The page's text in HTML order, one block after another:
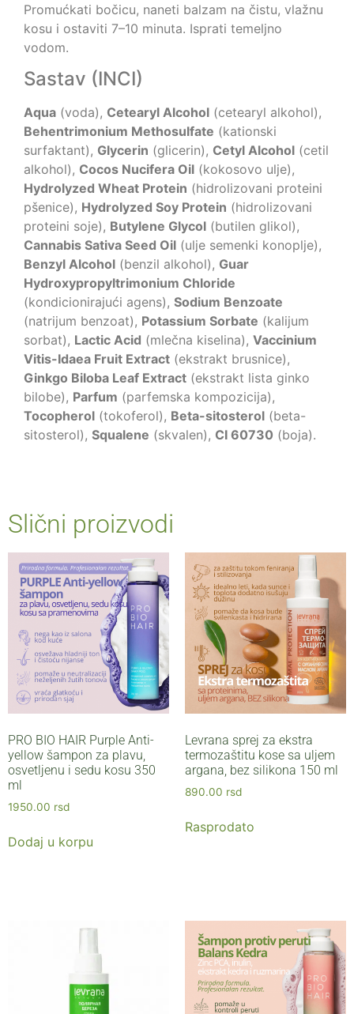
Promućkati bočicu, naneti balzam na čistu, vlažnu
kosu i ostaviti 7–10 minuta. Isprati temeljno
vodom.
Sastav (INCI)
Aqua (voda), Cetearyl Alcohol (cetearyl alkohol),
Behentrimonium Methosulfate (kationski
surfaktant), Glycerin (glicerin), Cetyl Alcohol (cetil
alkohol), Cocos Nucifera Oil (kokosovo ulje),
Hydrolyzed Wheat Protein (hidrolizovani proteini
pšenice), Hydrolyzed Soy Protein (hidrolizovani
proteini soje), Butylene Glycol (butilen glikol),
Cannabis Sativa Seed Oil (ulje semenki konoplje),
Benzyl Alcohol (benzil alkohol), Guar
Hydroxypropyltrimonium Chloride
(kondicionirajući agens), Sodium Benzoate
(natrijum benzoat), Potassium Sorbate (kalijum
sorbat), Lactic Acid (mlečna kiselina), Vaccinium
Vitis-Idaea Fruit Extract (ekstrakt brusnice),
Ginkgo Biloba Leaf Extract (ekstrakt lista ginko
bilobe), Parfum (parfemska kompozicija),
Tocopherol (tokoferol), Beta-sitosterol (beta-
sitosterol), Squalene (skvalen), CI 60730 (boja).
Slični proizvodi
PRO BIO HAIR Purple Anti-
yellow šampon za plavu,
osvetljenu i sedu kosu 350
ml
1950.00 rsd
Dodaj u korpu
Levrana sprej za ekstra
termozaštitu kose sa uljem
argana, bez silikona 150 ml
890.00 rsd
Rasprodato